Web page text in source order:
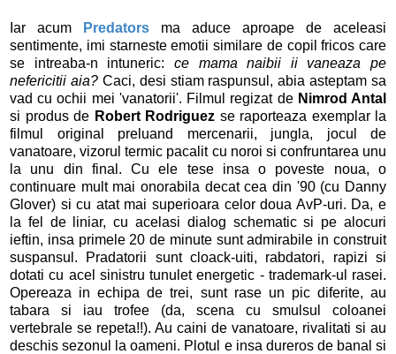
Iar acum Predators ma aduce aproape de aceleasi
sentimente, imi starneste emotii similare de copil fricos care
se intreaba-n intuneric: ce mama naibii ii vaneaza pe
nefericitii aia?Caci, desi stiam raspunsul, abia asteptam sa
vad cu ochii mei 'vanatorii'. Filmul regizat de Nimrod Antal
si produs de Robert Rodriguez se raporteaza exemplar la
filmul original preluand mercenarii, jungla, jocul de
vanatoare, vizorul termic pacalit cu noroi si confruntarea unu
la unu din final. Cu ele tese insa o poveste noua, o
continuare mult mai onorabila decat cea din '90 (cu Danny
Glover) si cu atat mai superioara celor doua AvP-uri. Da, e
la fel de liniar, cu acelasi dialog schematic si pe alocuri
ieftin, insa primele 20 de minute sunt admirabile in construit
suspansul. Pradatorii sunt cloack-uiti, rabdatori, rapizi si
dotati cu acel sinistru tunulet energetic - trademark-ul rasei.
Opereaza in echipa de trei, sunt rase un pic diferite, au
tabara si iau trofee (da, scena cu smulsul coloanei
vertebrale se repeta!!). Au caini de vanatoare, rivalitati si au
deschis sezonul la oameni. Plotul e insa dureros de banal si